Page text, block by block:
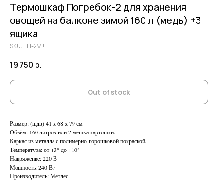
Термошкаф Погребок-2 для хранения
овощей на балконе зимой 160 л (медь) +3
ящика
SKU:ТП-2М+
19 750 р.
Out of stock
Размер: (шдв) 41 х 68 х 79 см
Объём: 160 литров или 2 мешка картошки.
Каркас из металла с полимерно-порошковой покраской.
Температура: от +3° до +10°
Напряжение: 220 В
Мощность: 240 Вт
Производитель: Метлес